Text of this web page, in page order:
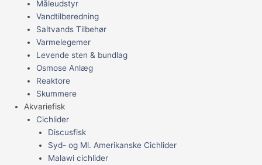
Måleudstyr
Vandtilberedning
Saltvands Tilbehør
Varmelegemer
Levende sten & bundlag
Osmose Anlæg
Reaktore
Skummere
Akvariefisk
Cichlider
Discusfisk
Syd- og Ml. Amerikanske Cichlider
Malawi cichlider